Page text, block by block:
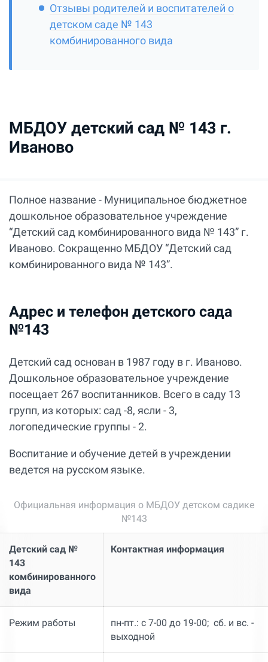
Отзывы родителей и воспитателей о
детском саде № 143
комбинированного вида
МБДОУ детский сад № 143 г.
Иваново
Полное название - Муниципальное бюджетное
дошкольное образовательное учреждение
“Детский сад комбинированного вида № 143” г.
Иваново. Сокращенно МБДОУ “Детский сад
комбинированного вида № 143”.
Адрес и телефон детского сада
№143
Детский сад основан в 1987 году в г. Иваново.
Дошкольное образовательное учреждение
посещает 267 воспитанников. Всего в саду 13
групп, из которых: сад -8, ясли - 3,
логопедические группы - 2.
Воспитание и обучение детей в учреждении
ведется на русском языке.
Официальная информация о МБДОУ детском садике
№143
Детский сад №
143
комбинированного
вида
Контактная информация
Режим работы
пн-пт.: с 7-00 до 19-00; сб. и вс. -
выходной